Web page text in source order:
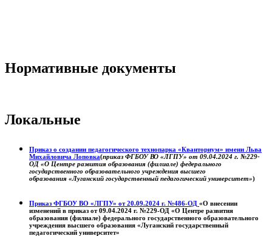
Нормативные документы
Локальные
Приказ о создании педагогического технопарка «Кванториум» имени Льва
Михайловича Лоповка(приказ ФГБОУ ВО «ЛГПУ» от 09.04.2024 г. №229-
ОД «О Центре развития образования (филиале) федерального
государственного образовательного учреждения высшего
образования «Луганский государственный педагогический университет»)
Приказ ФГБОУ ВО «ЛГПУ» от 20.09.2024 г. №486-ОД «О внесении
изменений в приказ от 09.04.2024 г. №229-ОД «О Центре развития
образования (филиале) федерального государственного образовательного
учреждения высшего образования «Луганский государственный
педагогический университет»